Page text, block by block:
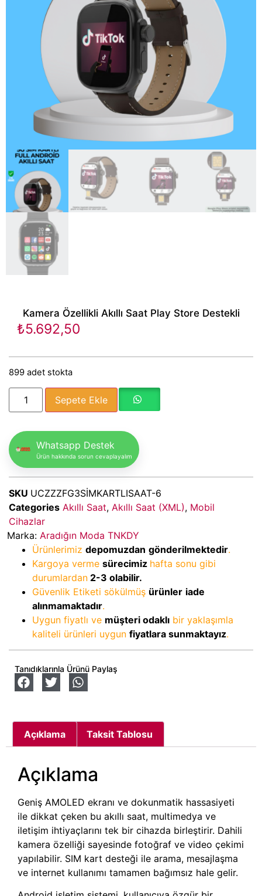
Kamera Özellikli Akıllı Saat Play Store Destekli
₺5.692,50
899 adet stokta
Sepete Ekle
Whatsapp Destek
Ürün hakkında sorun cevaplayalım
SKU UCZZZFG3SİMKARTLISAAT-6
Categories Akıllı Saat, Akıllı Saat (XML), Mobil
Cihazlar
Marka: Aradığın Moda TNKDY
Ürünlerimiz depomuzdan gönderilmektedir.
Kargoya verme sürecimiz hafta sonu gibi
durumlardan 2-3 olabilir.
Güvenlik Etiketi sökülmüş ürünler iade
alınmamaktadır.
Uygun fiyatlı ve müşteri odaklı bir yaklaşımla
kaliteli ürünleri uygun fiyatlara sunmaktayız.
Tanıdıklarınla Ürünü Paylaş
Açıklama Taksit Tablosu
Açıklama
Geniş AMOLED ekranı ve dokunmatik hassasiyeti
ile dikkat çeken bu akıllı saat, multimedya ve
iletişim ihtiyaçlarını tek bir cihazda birleştirir. Dahili
kamera özelliği sayesinde fotoğraf ve video çekimi
yapılabilir. SIM kart desteği ile arama, mesajlaşma
ve internet kullanımı tamamen bağımsız hale gelir.